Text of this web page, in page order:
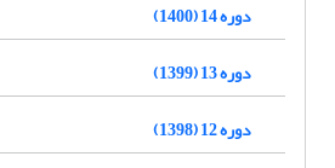
دوره 14 (1400)
دوره 13 (1399)
دوره 12 (1398)